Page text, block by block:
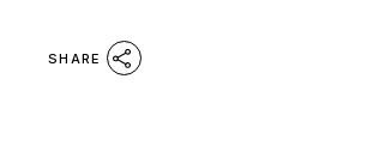
SHARE